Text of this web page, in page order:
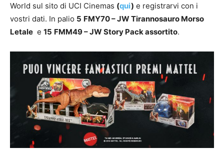
World sul sito di UCI Cinemas (qui) e registrarvi con i
vostri dati. In palio 5 FMY70 – JW Tirannosauro Morso
Letale e 15 FMM49 – JW Story Pack assortito.